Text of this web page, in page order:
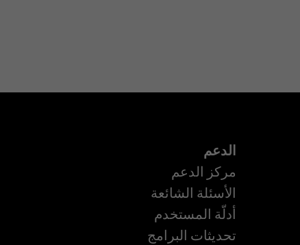
الدعم
مركز الدعم
الأسئلة الشائعة
أدلّة المستخدم
تحديثات البرامج